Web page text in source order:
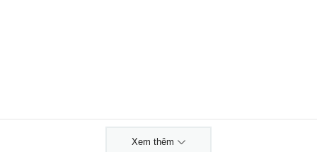
Xem thêm